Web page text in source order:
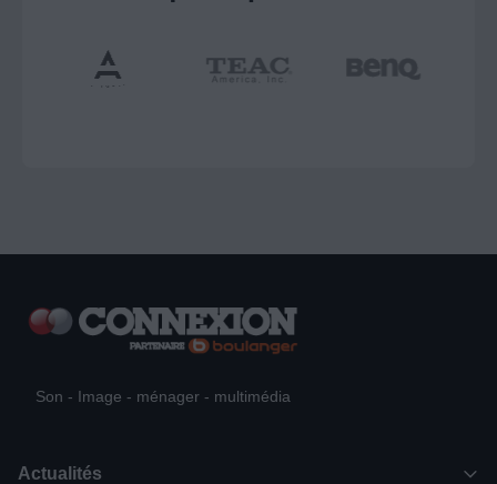
Son - Image - ménager - multimédia
Actualités